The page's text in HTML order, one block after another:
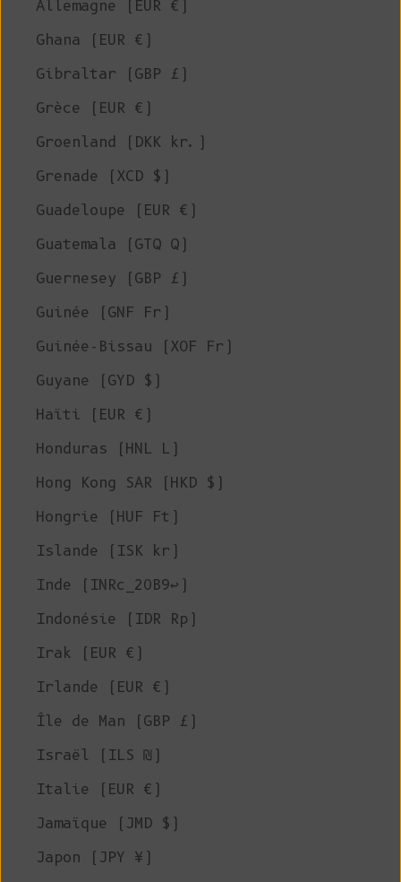
Allemagne (EUR €)
Ghana (EUR €)
Gibraltar (GBP £)
Grèce (EUR €)
Groenland (DKK kr.)
Grenade (XCD $)
Guadeloupe (EUR €)
Guatemala (GTQ Q)
Guernesey (GBP £)
Guinée (GNF Fr)
Guinée-Bissau (XOF Fr)
Guyane (GYD $)
Haïti (EUR €)
Honduras (HNL L)
Hong Kong SAR (HKD $)
Hongrie (HUF Ft)
Islande (ISK kr)
Inde (INRc_20B9↩)
Indonésie (IDR Rp)
Irak (EUR €)
Irlande (EUR €)
Île de Man (GBP £)
Israël (ILS ₪)
Italie (EUR €)
Jamaïque (JMD $)
Japon (JPY ¥)